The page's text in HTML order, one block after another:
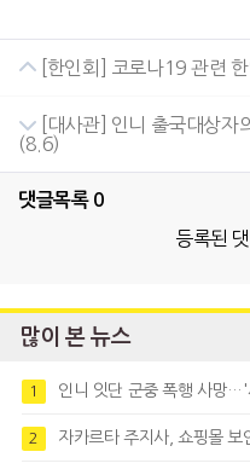
[한인회] 코로나19 관련
[대사관] 인니 출국대상자
(8.6)
댓글목록 0
등록된
많이 본 뉴스
1 인니 잇단 군중 폭행 사망…'
2 자카르타 주지사, 쇼핑몰